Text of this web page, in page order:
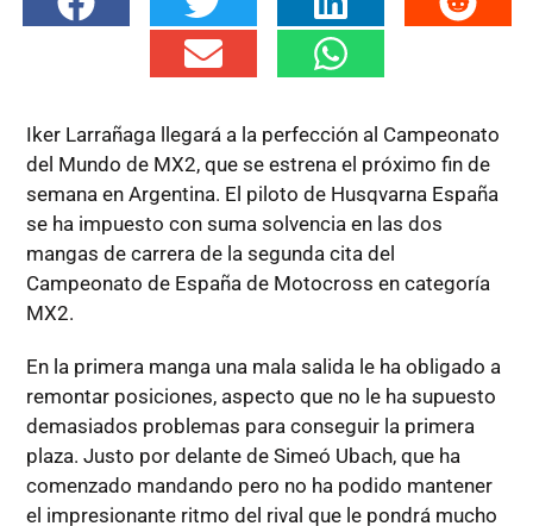
Iker Larrañaga llegará a la perfección al Campeonato
del Mundo de MX2, que se estrena el próximo fin de
semana en Argentina. El piloto de Husqvarna España
se ha impuesto con suma solvencia en las dos
mangas de carrera de la segunda cita del
Campeonato de España de Motocross en categoría
MX2.
En la primera manga una mala salida le ha obligado a
remontar posiciones, aspecto que no le ha supuesto
demasiados problemas para conseguir la primera
plaza. Justo por delante de Simeó Ubach, que ha
comenzado mandando pero no ha podido mantener
el impresionante ritmo del rival que le pondrá mucho